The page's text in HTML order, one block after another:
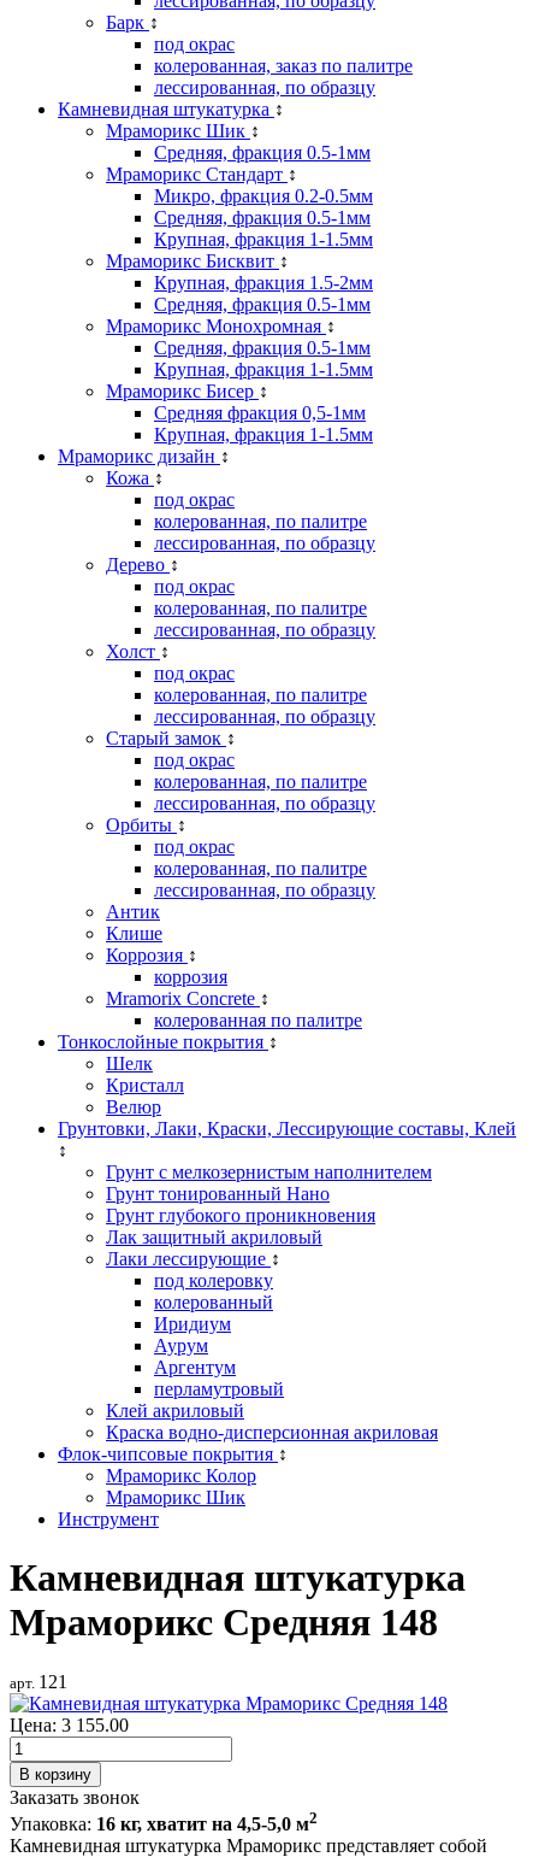
Барк ↕
под окрас
колерованная, заказ по палитре
лессированная, по образцу
Камневидная штукатурка ↕
Мраморикс Шик ↕
Средняя, фракция 0.5-1мм
Мраморикс Стандарт ↕
Микро, фракция 0.2-0.5мм
Средняя, фракция 0.5-1мм
Крупная, фракция 1-1.5мм
Мраморикс Бисквит ↕
Крупная, фракция 1.5-2мм
Средняя, фракция 0.5-1мм
Мраморикс Монохромная ↕
Средняя, фракция 0.5-1мм
Крупная, фракция 1-1.5мм
Мраморикс Бисер ↕
Средняя фракция 0,5-1мм
Крупная, фракция 1-1.5мм
Мраморикс дизайн ↕
Кожа ↕
под окрас
колерованная, по палитре
лессированная, по образцу
Дерево ↕
под окрас
колерованная, по палитре
лессированная, по образцу
Холст ↕
под окрас
колерованная, по палитре
лессированная, по образцу
Старый замок ↕
под окрас
колерованная, по палитре
лессированная, по образцу
Орбиты ↕
под окрас
колерованная, по палитре
лессированная, по образцу
Антик
Клише
Коррозия ↕
коррозия
Mramorix Concrete ↕
колерованная по палитре
Тонкослойные покрытия ↕
Шелк
Кристалл
Велюр
Грунтовки, Лаки, Краски, Лессирующие составы, Клей
↕
Грунт с мелкозернистым наполнителем
Грунт тонированный Нано
Грунт глубокого проникновения
Лак защитный акриловый
Лаки лессирующие ↕
под колеровку
колерованный
Иридиум
Аурум
Аргентум
перламутровый
Клей акриловый
Краска водно-дисперсионная акриловая
Флок-чипсовые покрытия ↕
Мраморикс Колор
Мраморикс Шик
Инструмент
Камневидная штукатурка
Мраморикс Средняя 148
арт. 121
Цена: 3 155.00
Заказать звонок
Упаковка: 16 кг, хватит на 4,5-5,0 м2
Камневидная штукатурка Мраморикс представляет собой